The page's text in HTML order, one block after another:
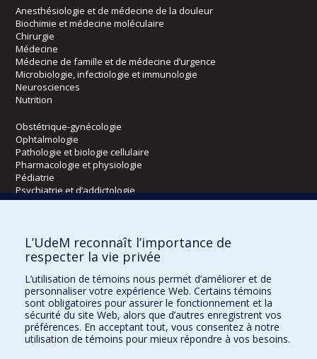
Anesthésiologie et de médecine de la douleur
Biochimie et médecine moléculaire
Chirurgie
Médecine
Médecine de famille et de médecine d’urgence
Microbiologie, infectiologie et immunologie
Neurosciences
Nutrition
Obstétrique-gynécologie
Ophtalmologie
Pathologie et biologie cellulaire
Pharmacologie et physiologie
Pédiatrie
Psychiatrie et d’addictologie
Radiologie, radio-oncologie et médecine nucléaire
Écoles
Orthophonie et audiologie
Réadaptation
Directions
L’UdeM reconnaît l’importance de
respecter la vie privée
L’utilisation de témoins nous permet d’améliorer et de
personnaliser votre expérience Web. Certains témoins
sont obligatoires pour assurer le fonctionnement et la
sécurité du site Web, alors que d’autres enregistrent vos
préférences. En acceptant tout, vous consentez à notre
utilisation de témoins pour mieux répondre à vos besoins.